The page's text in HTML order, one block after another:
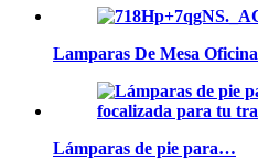
Lamparas De Mesa Oficina
Lámparas de pie para…